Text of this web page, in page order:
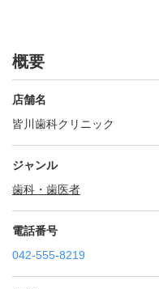
概要
店舗名
皆川歯科クリニック
ジャンル
歯科・歯医者
電話番号
042-555-8219